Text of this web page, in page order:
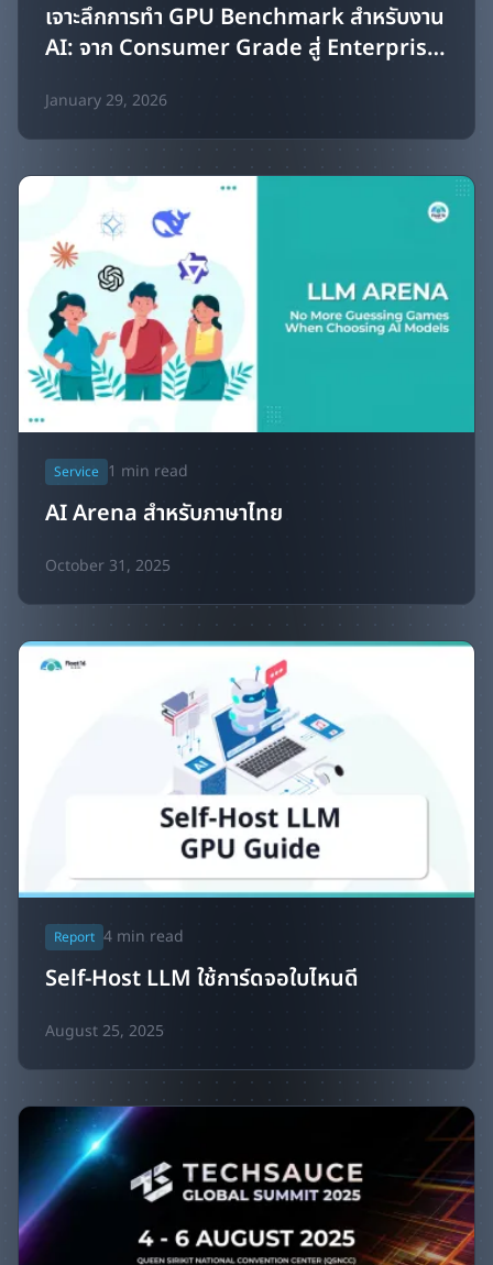
เจาะลึกการทำ GPU Benchmark สำหรับงาน
AI: จาก Consumer Grade สู่ Enterprise
January 29, 2026
Service 1 min read
AI Arena สำหรับภาษาไทย
October 31, 2025
Report 4 min read
Self-Host LLM ใช้การ์ดจอใบไหนดี
August 25, 2025